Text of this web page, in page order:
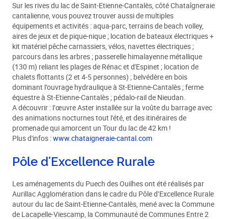
Sur les rives du lac de Saint-Etienne-Cantalès, côté Chataîgneraie
cantalienne, vous pouvez trouver aussi de multiples
équipements et activités : aqua-parc, terrains de beach volley,
aires de jeux et de pique-nique ; location de bateaux électriques +
kit matériel pêche carnassiers, vélos, navettes électriques ;
parcours dans les arbres ; passerelle himalayenne métallique
(130 m) reliant les plages de Rénac et d'Espinet ; location de
chalets flottants (2 et 4-5 personnes) ; belvédère en bois
dominant l’ouvrage hydraulique à St-Etienne-Cantalès ; ferme
équestre à St-Etienne-Cantalès ; pédalo-rail de Nieudan.
A découvrir : l’œuvre Aster installée sur la voûte du barrage avec
des animations nocturnes tout l'été, et des itinéraires de
promenade qui amorcent un Tour du lac de 42 km !
Plus d'infos :www.chataigneraie-cantal.com
Pôle d'Excellence Rurale
Les aménagements du Puech des Ouilhes ont été réalisés par
Aurillac Agglomération dans le cadre du Pôle d’Excellence Rurale
autour du lac de Saint-Etienne-Cantalès, mené avec la Commune
de Lacapelle-Viescamp, la Communauté de Communes Entre 2